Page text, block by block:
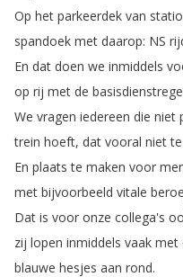
Op het parkeerdek van
spandoek met daarop: NS
En dat doen we inmiddels
op rij met de
We vragen iedereen die niet
trein hoeft, dat vooral niet te
En plaats te maken voor
met bijvoorbeeld vitale
Dat is voor onze collega's
zij lopen inmiddels vaak met
blauwe hesjes aan rond.